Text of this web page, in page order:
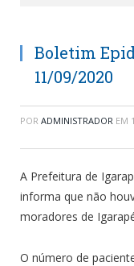
Boletim
11/09/2020
POR ADMINISTRADOR EM
A Prefeitura de
informa que não
moradores de
O número de